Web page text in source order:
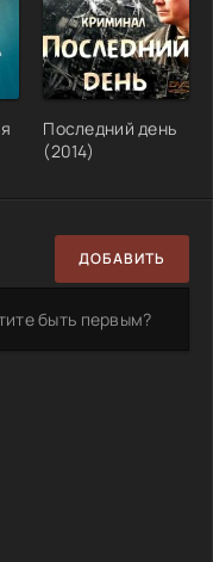
Последний день
(2014)
ДОБАВИТЬ
быть первым?